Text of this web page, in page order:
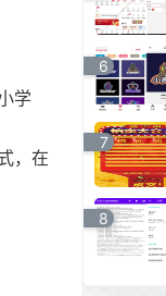
学
，在
6
7
8